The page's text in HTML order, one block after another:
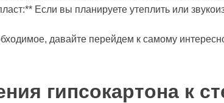
Если вы планируете утеплить или
давайте перейдем к самому
гипсокартона к